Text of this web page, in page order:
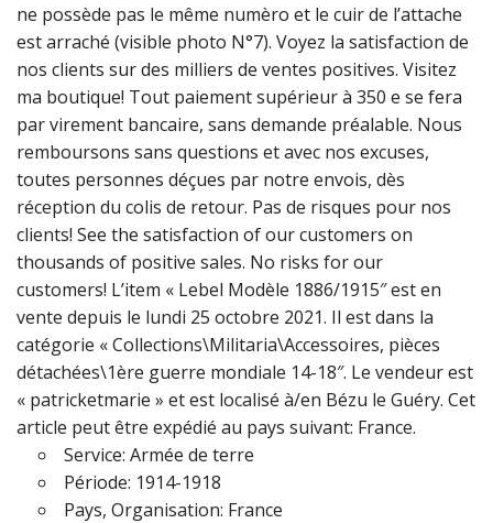
ne possède pas le même numèro et le cuir de l’attache
est arraché (visible photo N°7). Voyez la satisfaction de
nos clients sur des milliers de ventes positives. Visitez
ma boutique! Tout paiement supérieur à 350 e se fera
par virement bancaire, sans demande préalable. Nous
remboursons sans questions et avec nos excuses,
toutes personnes déçues par notre envois, dès
réception du colis de retour. Pas de risques pour nos
clients! See the satisfaction of our customers on
thousands of positive sales. No risks for our
customers! L’item « Lebel Modèle 1886/1915″ est en
vente depuis le lundi 25 octobre 2021. Il est dans la
catégorie « Collections\Militaria\Accessoires, pièces
détachées\1ère guerre mondiale 14-18″. Le vendeur est
« patricketmarie » et est localisé à/en Bézu le Guéry. Cet
article peut être expédié au pays suivant: France.
Service: Armée de terre
Période: 1914-1918
Pays, Organisation: France